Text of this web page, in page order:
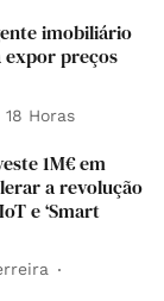
imobiliário
expor preços
18 Horas
1M€ em
a revolução
e ‘Smart